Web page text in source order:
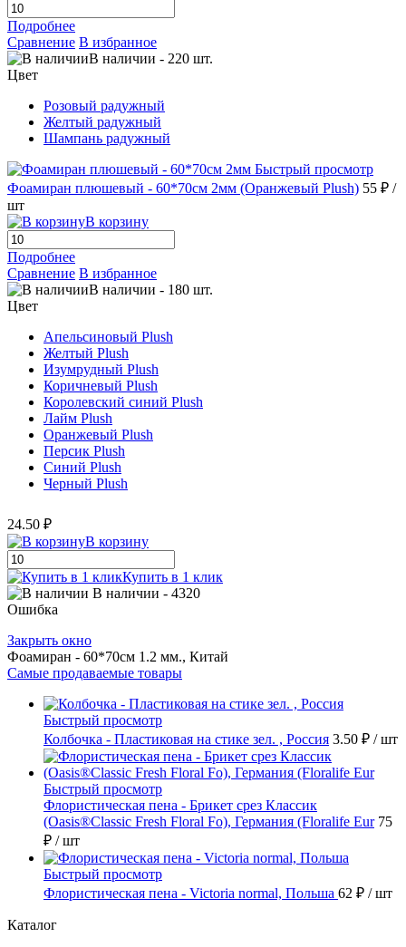
Подробнее
Сравнение В избранное
В наличии - 220 шт.
Цвет
Розовый радужный
Желтый радужный
Шампань радужный
Быстрый просмотр
Фоамиран плюшевый - 60*70см 2мм (Оранжевый Plush) 55 ₽ /
шт
В корзину
Подробнее
Сравнение В избранное
В наличии - 180 шт.
Цвет
Апельсиновый Plush
Желтый Plush
Изумрудный Plush
Коричневый Plush
Королевский синий Plush
Лайм Plush
Оранжевый Plush
Персик Plush
Синий Plush
Черный Plush
24.50 ₽
В корзину
Купить в 1 клик
В наличии - 4320
Ошибка
Закрыть окно
Фоамиран - 60*70см 1.2 мм., Китай
Самые продаваемые товары
Быстрый просмотр
Колбочка - Пластиковая на стике зел. , Россия 3.50 ₽ / шт
Быстрый просмотр
Флористическая пена - Брикет срез Классик
(Oasis®Classic Fresh Floral Fo), Германия (Floralife Eur 75
₽ / шт
Быстрый просмотр
Флористическая пена - Victoria normal, Польша 62 ₽ / шт
Каталог